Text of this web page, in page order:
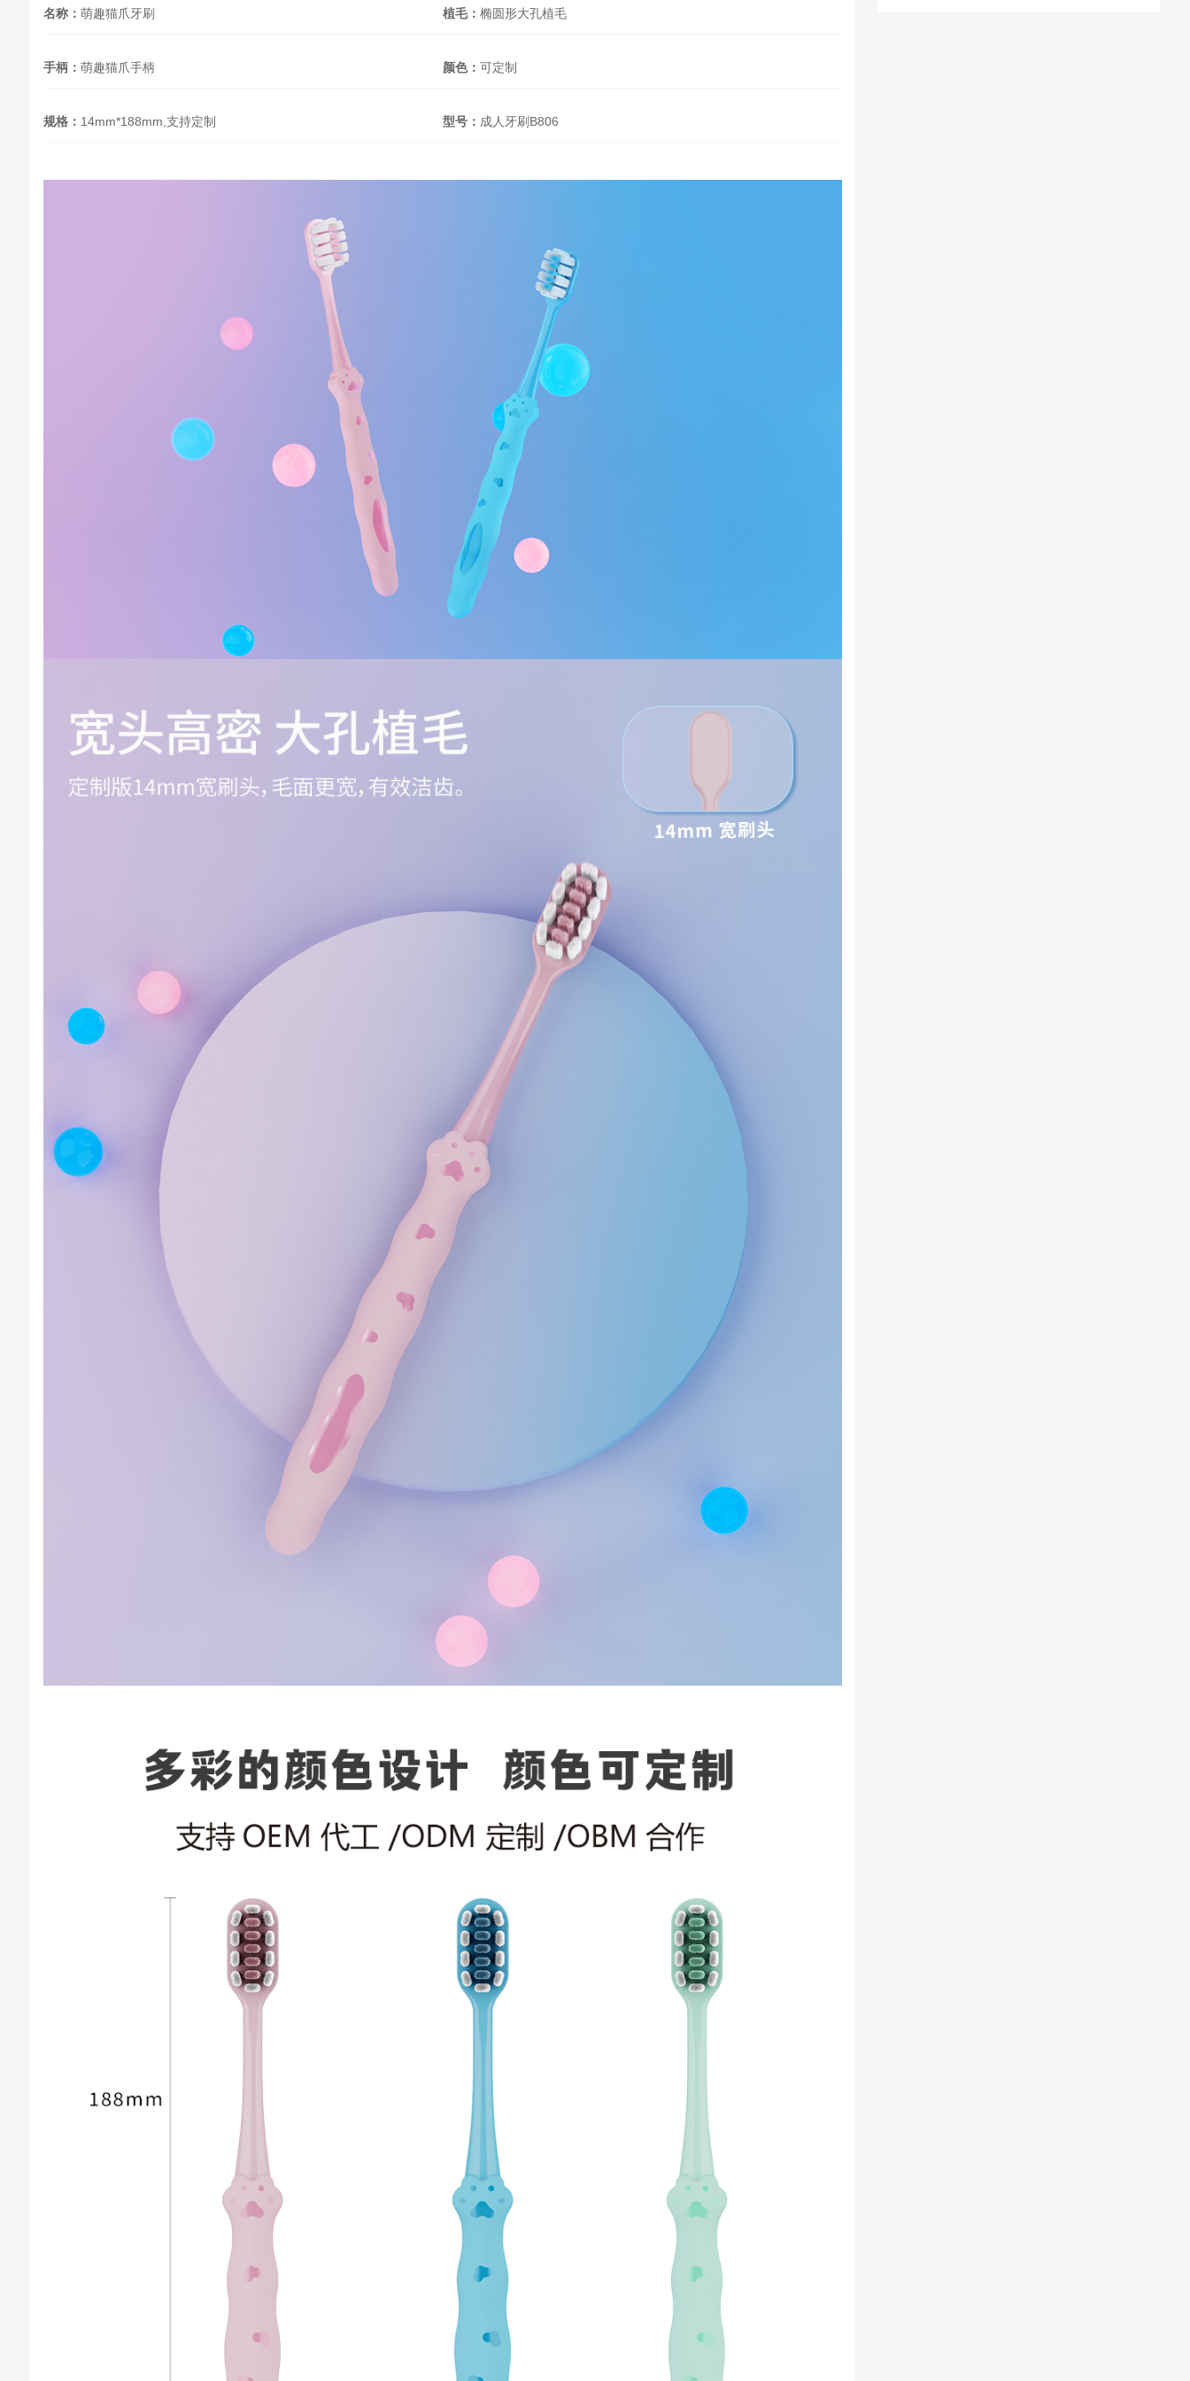
名称： 萌趣猫爪牙刷 植毛： 椭圆形大孔植毛
手柄： 萌趣猫爪手柄 颜色： 可定制
规格： 14mm*188mm,支持定制 型号： 成人牙刷B806